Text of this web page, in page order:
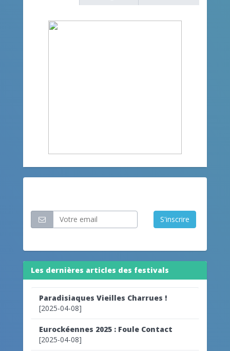
S'inscrire
Les dernières articles des festivals
Paradisiaques Vieilles Charrues !
[2025-04-08]
Eurockéennes 2025 : Foule Contact
[2025-04-08]